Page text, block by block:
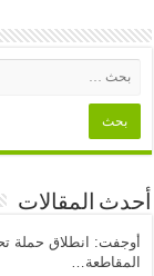
أحدث المقالات
أوجفت: انطلاق حملة
المقاطعة…